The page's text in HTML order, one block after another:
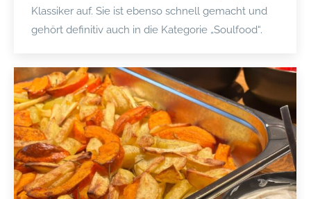
Klassiker auf. Sie ist ebenso schnell gemacht und
gehört definitiv auch in die Kategorie „Soulfood“.